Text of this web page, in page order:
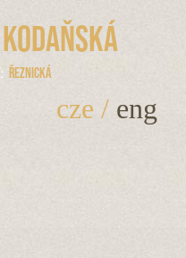
Kodaňská
Řeznická
cze / eng